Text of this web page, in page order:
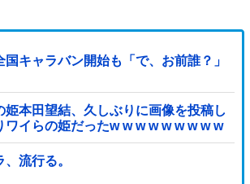
キャラバン開始も「で、お前誰？」
姫本田望結、久しぶりに画像を投稿し
イらの姫だったw w w w w w w w w
、流行る。